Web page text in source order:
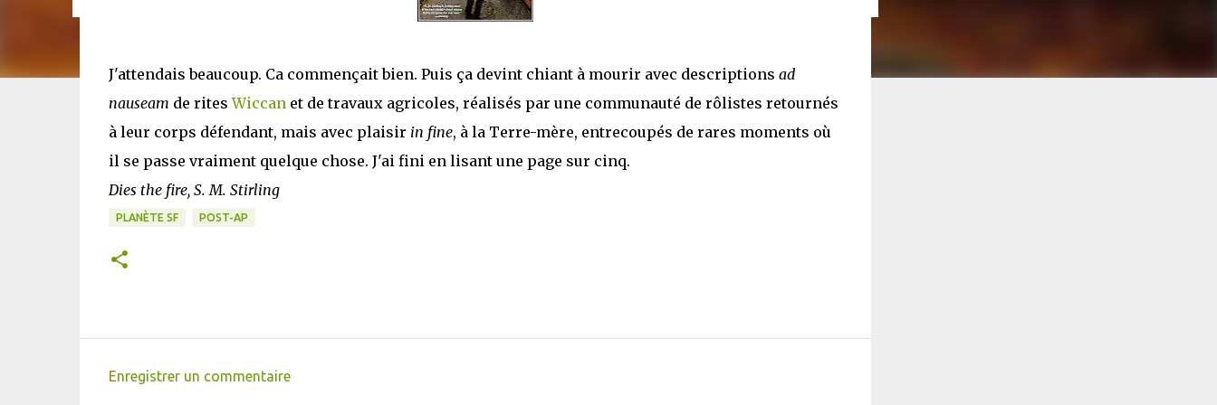
J'attendais beaucoup. Ca commençait bien. Puis ça devint chiant à mourir avec descriptions ad
nauseam de ritesWiccanet de travaux agricoles, réalisés par une communauté de rôlistes retournés
à leur corps défendant, mais avec plaisir in fine, à la Terre-mère, entrecoupés de rares moments où
il se passe vraiment quelque chose. J'ai fini en lisant une page sur cinq.
Dies the fire, S. M. Stirling
PLANÈTE SF POST-AP
Enregistrer un commentaire